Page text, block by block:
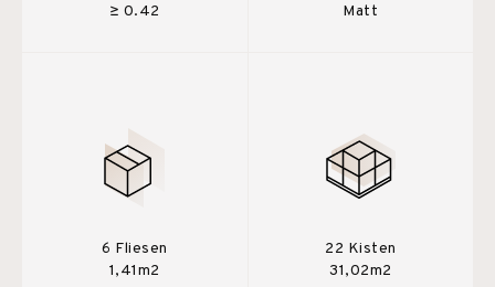
≥ 0.42
Matt
6 Fliesen
1,41m2
22 Kisten
31,02m2